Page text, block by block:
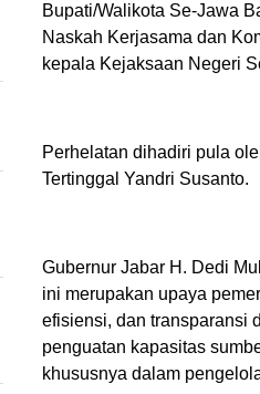
Bupati/Walikota Se-Jawa
Naskah Kerjasama dan
kepala Kejaksaan Negeri
Perhelatan dihadiri pula
Tertinggal Yandri Susanto.
Gubernur Jabar H. Dedi
ini merupakan upaya
efisiensi, dan transparansi
penguatan kapasitas
khususnya dalam